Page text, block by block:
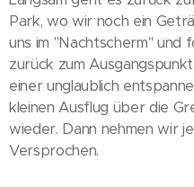
Park, wo wir noch ein
uns im "Nachtscherm" und
zurück zum
einer unglaublich
kleinen Ausflug über die
wieder. Dann nehmen wir
Versprochen.